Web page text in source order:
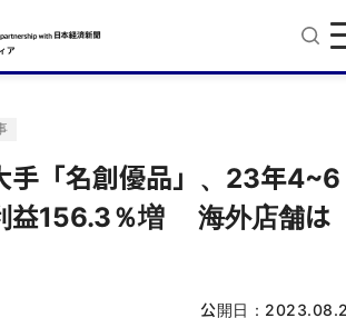
手「名創優品」、23年4~6
益156.3％増 海外店舗は
公開日：